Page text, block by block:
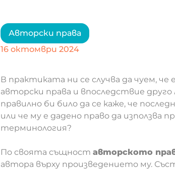
Авторски права
16 октомври 2024
В практиката ни се случва да чуем, че
авторски права и впоследствие
правилно би било да се каже, че
или че му е дадено право да използва
терминология?
По своята същност авторското
автора върху произведението му.